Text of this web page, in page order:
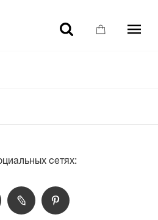
сетях: